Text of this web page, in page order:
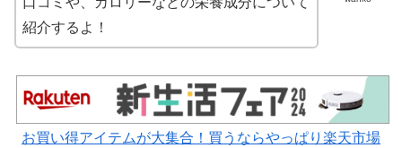
紹介するよ！
お買い得アイテムが大集合！買うならやっぱり楽天市場